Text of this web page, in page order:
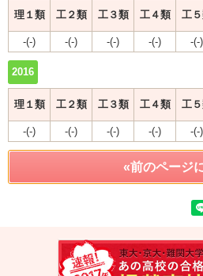
理１類 工２類 工３類 工４類 工
-(-) -(-) -(-) -(-) -(-)
2016
理１類 工２類 工３類 工４類 工
-(-) -(-) -(-) -(-) -(-)
«前のページ